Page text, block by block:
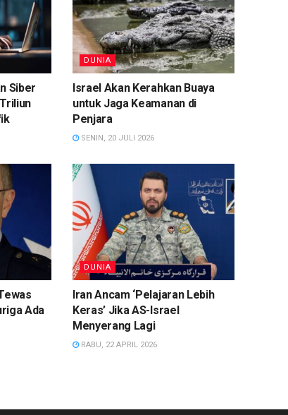
Siber
DUNIA
Israel Akan Kerahkan Buaya
untuk Jaga Keamanan di
Penjara
SENIN, 20 JULI 2026
Ada
DUNIA
Iran Ancam ‘Pelajaran Lebih
Keras’ Jika AS-Israel
Menyerang Lagi
RABU, 22 APRIL 2026